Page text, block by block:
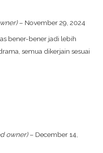
– November 29, 2024
bener-bener jadi lebih
semua dikerjain sesuai
owner) – December 14,